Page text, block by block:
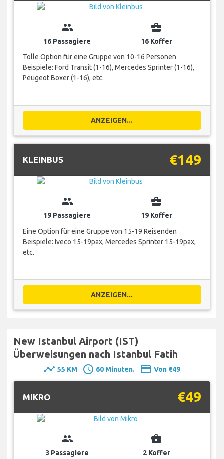
group
16 Passagiere
business_center
16 Koffer
Tolle Option für eine Gruppe von 10-16 Personen
Beispiele: Ford Transit (1-16), Mercedes Sprinter (1-16),
Peugeot Boxer (1-16), etc.
ANZEIGEN...
KLEINBUS €149
group
19 Passagiere
business_center
19 Koffer
Eine Option für eine Gruppe von 15-19 Reisenden
Beispiele: Iveco 15-19pax, Mercedes Sprinter 15-19pax,
etc.
ANZEIGEN...
New Istanbul Airport (IST)
Überweisungen nach Istanbul Fatih
timeline 55 KM schedule 60 Minuten. payment Von €49
MIKRO €49
group
3 Passagiere
business_center
2 Koffer